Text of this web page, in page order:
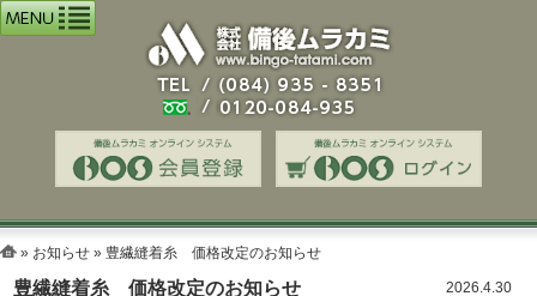
» お知らせ » 豊繊縫着糸 価格改定のお知らせ
豊繊縫着糸 価格改定のお知らせ 2026.4.30